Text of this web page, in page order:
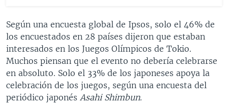
Según una encuesta global de Ipsos, solo el 46% de
los encuestados en 28 países dijeron que estaban
interesados en los Juegos Olímpicos de Tokio.
Muchos piensan que el evento no debería celebrarse
en absoluto. Solo el 33% de los japoneses apoya la
celebración de los juegos, según una encuesta del
periódico japonés Asahi Shimbun.